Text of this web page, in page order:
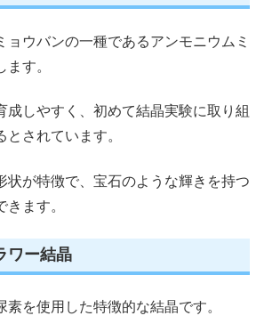
ョウバンの一種であるアンモニウムミ
ます。
成しやすく、初めて結晶実験に取り組
されています。
状が特徴で、宝石のような輝きを持つ
ます。
ワー結晶
素を使用した特徴的な結晶です。